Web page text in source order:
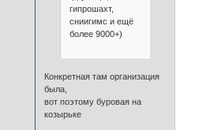
гипрошахт,
сниигимс и ещё
более 9000+)
Конкретная там организация
была,
вот поэтому буровая на
козырьке